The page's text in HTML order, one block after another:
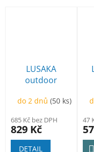
LUSAKA
outdoor
modrá
do 2 dnů(50 ks)
685 Kč bez DPH
829 Kč
DETAIL
47